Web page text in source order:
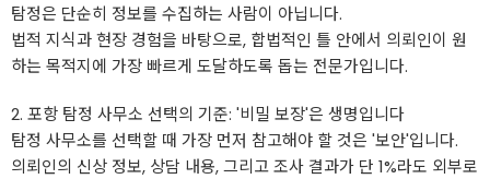
​탐정은 단순히 정보를 수집하는 사람이 아닙니다.
법적 지식과 현장 경험을 바탕으로, 합법적인 틀 안에서 의뢰인이 원
하는 목적지에 가장 빠르게 도달하도록 돕는 전문가입니다.
​2. 포항 탐정 사무소 선택의 기준: '비밀 보장'은 생명입니다
​탐정 사무소를 선택할 때 가장 먼저 참고해야 할 것은 '보안'입니다.
의뢰인의 신상 정보, 상담 내용, 그리고 조사 결과가 단 1%라도 외부로